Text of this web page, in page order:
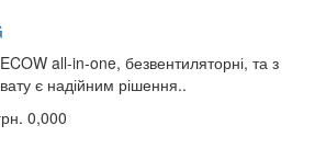
all-in-one, безвентиляторні, та з
є надійним рішення..
0,000